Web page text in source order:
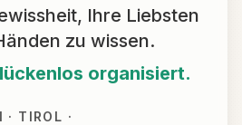
Ihre Liebsten
zu wissen.
organisiert.
· TIROL ·